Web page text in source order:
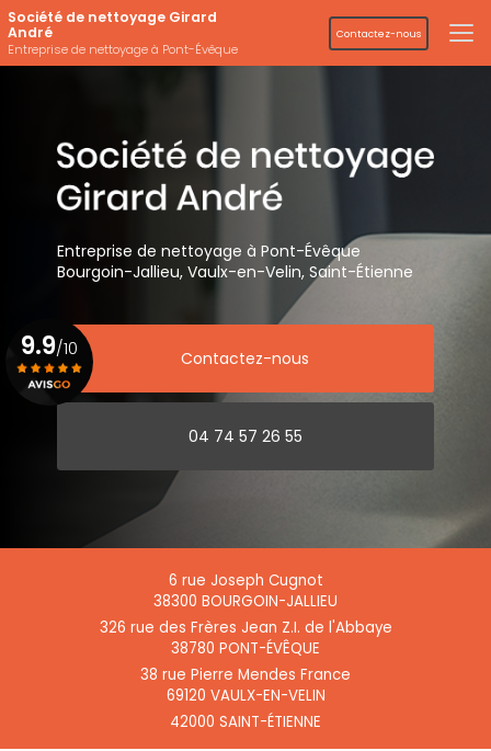
Aller
au
contenu
principal
Société de nettoyage Girard
André
Entreprise de nettoyage à Pont-Évêque
Contactez-nous
Entreprise de nettoyage à Pont-Évêque
Bourgoin-Jallieu, Vaulx-en-Velin, Saint-Étienne
Contactez-nous
04 74 57 26 55
6 rue Joseph Cugnot
38300 BOURGOIN-JALLIEU
326 rue des Frères Jean Z.I. de l'Abbaye
38780 PONT-ÉVÊQUE
38 rue Pierre Mendes France
69120 VAULX-EN-VELIN
42000 SAINT-ÉTIENNE
9.9/10